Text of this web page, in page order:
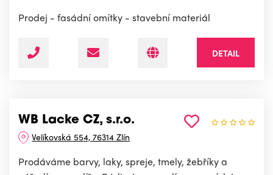
Prodej - fasádní omítky - stavební materiál
DETAIL
WB Lacke CZ, s.r.o.
Velíkovská 554, 76314 Zlín
Prodáváme barvy, laky, spreje, tmely, žebříky a